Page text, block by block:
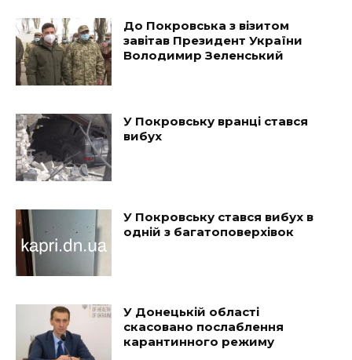
До Покровська з візитом
завітав Президент України
Володимир Зеленський
У Покровську вранці стався
вибух
У Покровську стався вибух в
одній з багатоповерхівок
У Донецькій області
скасовано послаблення
карантинного режиму